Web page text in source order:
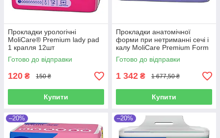
Прокладки урологічні
MoliCare® Premium lady pad
1 крапля 12шт
Готово до відправки
120 ₴ 150 ₴
Купити
Прокладки анатомічної
форми при нетриманні сечі і
калу MoliCare Premium Form
8 крапель 20шт
Готово до відправки
1 342 ₴ 1 677,50 ₴
Купити
–20% –20%